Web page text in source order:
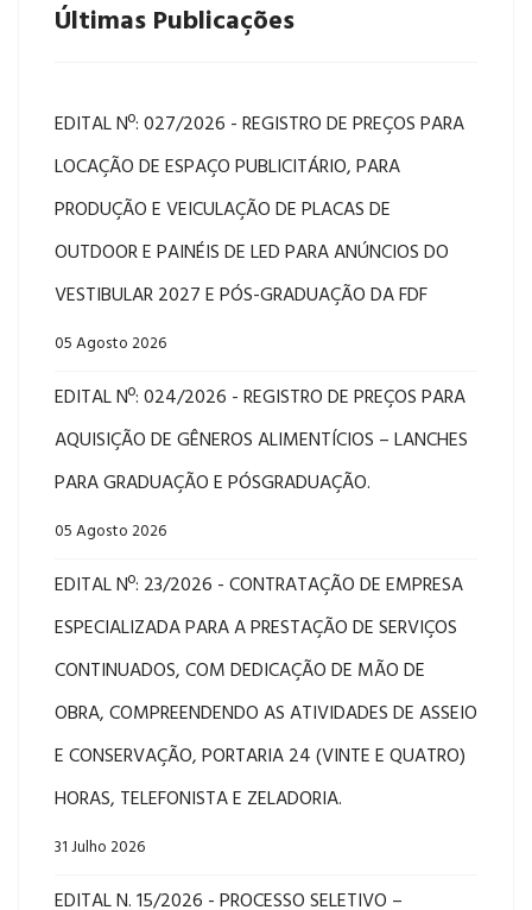
Últimas Publicações
EDITAL Nº: 027/2026 - REGISTRO DE PREÇOS PARA
LOCAÇÃO DE ESPAÇO PUBLICITÁRIO, PARA
PRODUÇÃO E VEICULAÇÃO DE PLACAS DE
OUTDOOR E PAINÉIS DE LED PARA ANÚNCIOS DO
VESTIBULAR 2027 E PÓS-GRADUAÇÃO DA FDF
05 Agosto 2026
EDITAL Nº: 024/2026 - REGISTRO DE PREÇOS PARA
AQUISIÇÃO DE GÊNEROS ALIMENTÍCIOS – LANCHES
PARA GRADUAÇÃO E PÓSGRADUAÇÃO.
05 Agosto 2026
EDITAL Nº: 23/2026 - CONTRATAÇÃO DE EMPRESA
ESPECIALIZADA PARA A PRESTAÇÃO DE SERVIÇOS
CONTINUADOS, COM DEDICAÇÃO DE MÃO DE
OBRA, COMPREENDENDO AS ATIVIDADES DE ASSEIO
E CONSERVAÇÃO, PORTARIA 24 (VINTE E QUATRO)
HORAS, TELEFONISTA E ZELADORIA.
31 Julho 2026
EDITAL N. 15/2026 - PROCESSO SELETIVO –